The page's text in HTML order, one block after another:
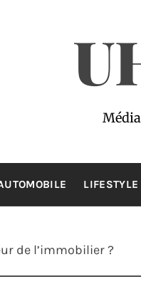
LIFESTYLE
de l’immobilier ?